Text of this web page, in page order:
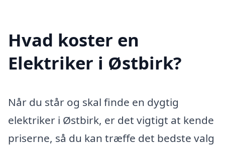
Hvad koster en
Elektriker i Østbirk?
Når du står og skal finde en dygtig
elektriker i Østbirk, er det vigtigt at kende
priserne, så du kan træffe det bedste valg